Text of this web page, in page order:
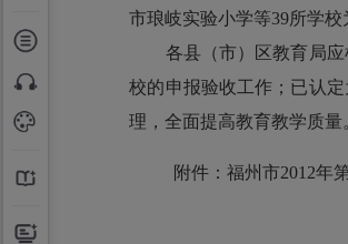
市琅岐实验小学等39所学校
各县（市）区教育局应根
校的申报验收工作；已认
理，全面提高教育教学质量
附件：福州市2012年